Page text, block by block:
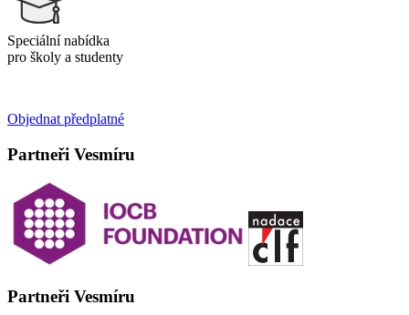
Speciální nabídka
pro školy a studenty
Objednat předplatné
Partneři Vesmíru
Partneři Vesmíru